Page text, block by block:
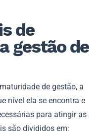
de
gestão de
de gestão, a
nível ela se encontra e
para atingir as
são divididos em: